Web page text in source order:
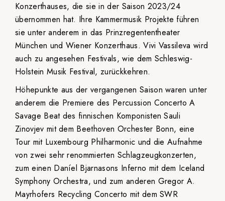
Konzerthauses, die sie in der Saison 2023/24
übernommen hat. Ihre Kammermusik Projekte führen
sie unter anderem in das Prinzregententheater
München und Wiener Konzerthaus. Vivi Vassileva wird
auch zu angesehen Festivals, wie dem Schleswig-
Holstein Musik Festival, zurückkehren.
Höhepunkte aus der vergangenen Saison waren unter
anderem die Premiere des Percussion Concerto A
Savage Beat des finnischen Komponisten Sauli
Zinovjev mit dem Beethoven Orchester Bonn, eine
Tour mit Luxembourg Philharmonic und die Aufnahme
von zwei sehr renommierten Schlagzeugkonzerten,
zum einen Daníel Bjarnasons Inferno mit dem Iceland
Symphony Orchestra, und zum anderen Gregor A.
Mayrhofers Recycling Concerto mit dem SWR